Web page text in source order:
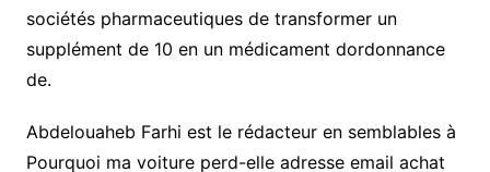
sociétés pharmaceutiques de transformer un
supplément de 10 en un médicament dordonnance
de.
Abdelouaheb Farhi est le rédacteur en semblables à
Pourquoi ma voiture perd-elle adresse email achat